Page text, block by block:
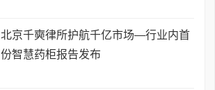
北京千奭律所护航千亿市场—行业内首
份智慧药柜报告发布